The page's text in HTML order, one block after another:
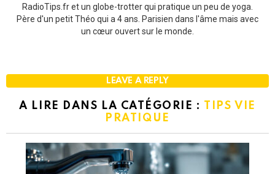
RadioTips.fr et un globe-trotter qui pratique un peu de yoga.
Père d'un petit Théo qui a 4 ans. Parisien dans l'âme mais avec
un cœur ouvert sur le monde.
LEAVE A REPLY
A LIRE DANS LA CATÉGORIE : TIPS VIE
PRATIQUE